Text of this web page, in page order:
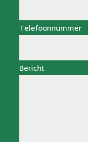
Telefoonnummer
Bericht